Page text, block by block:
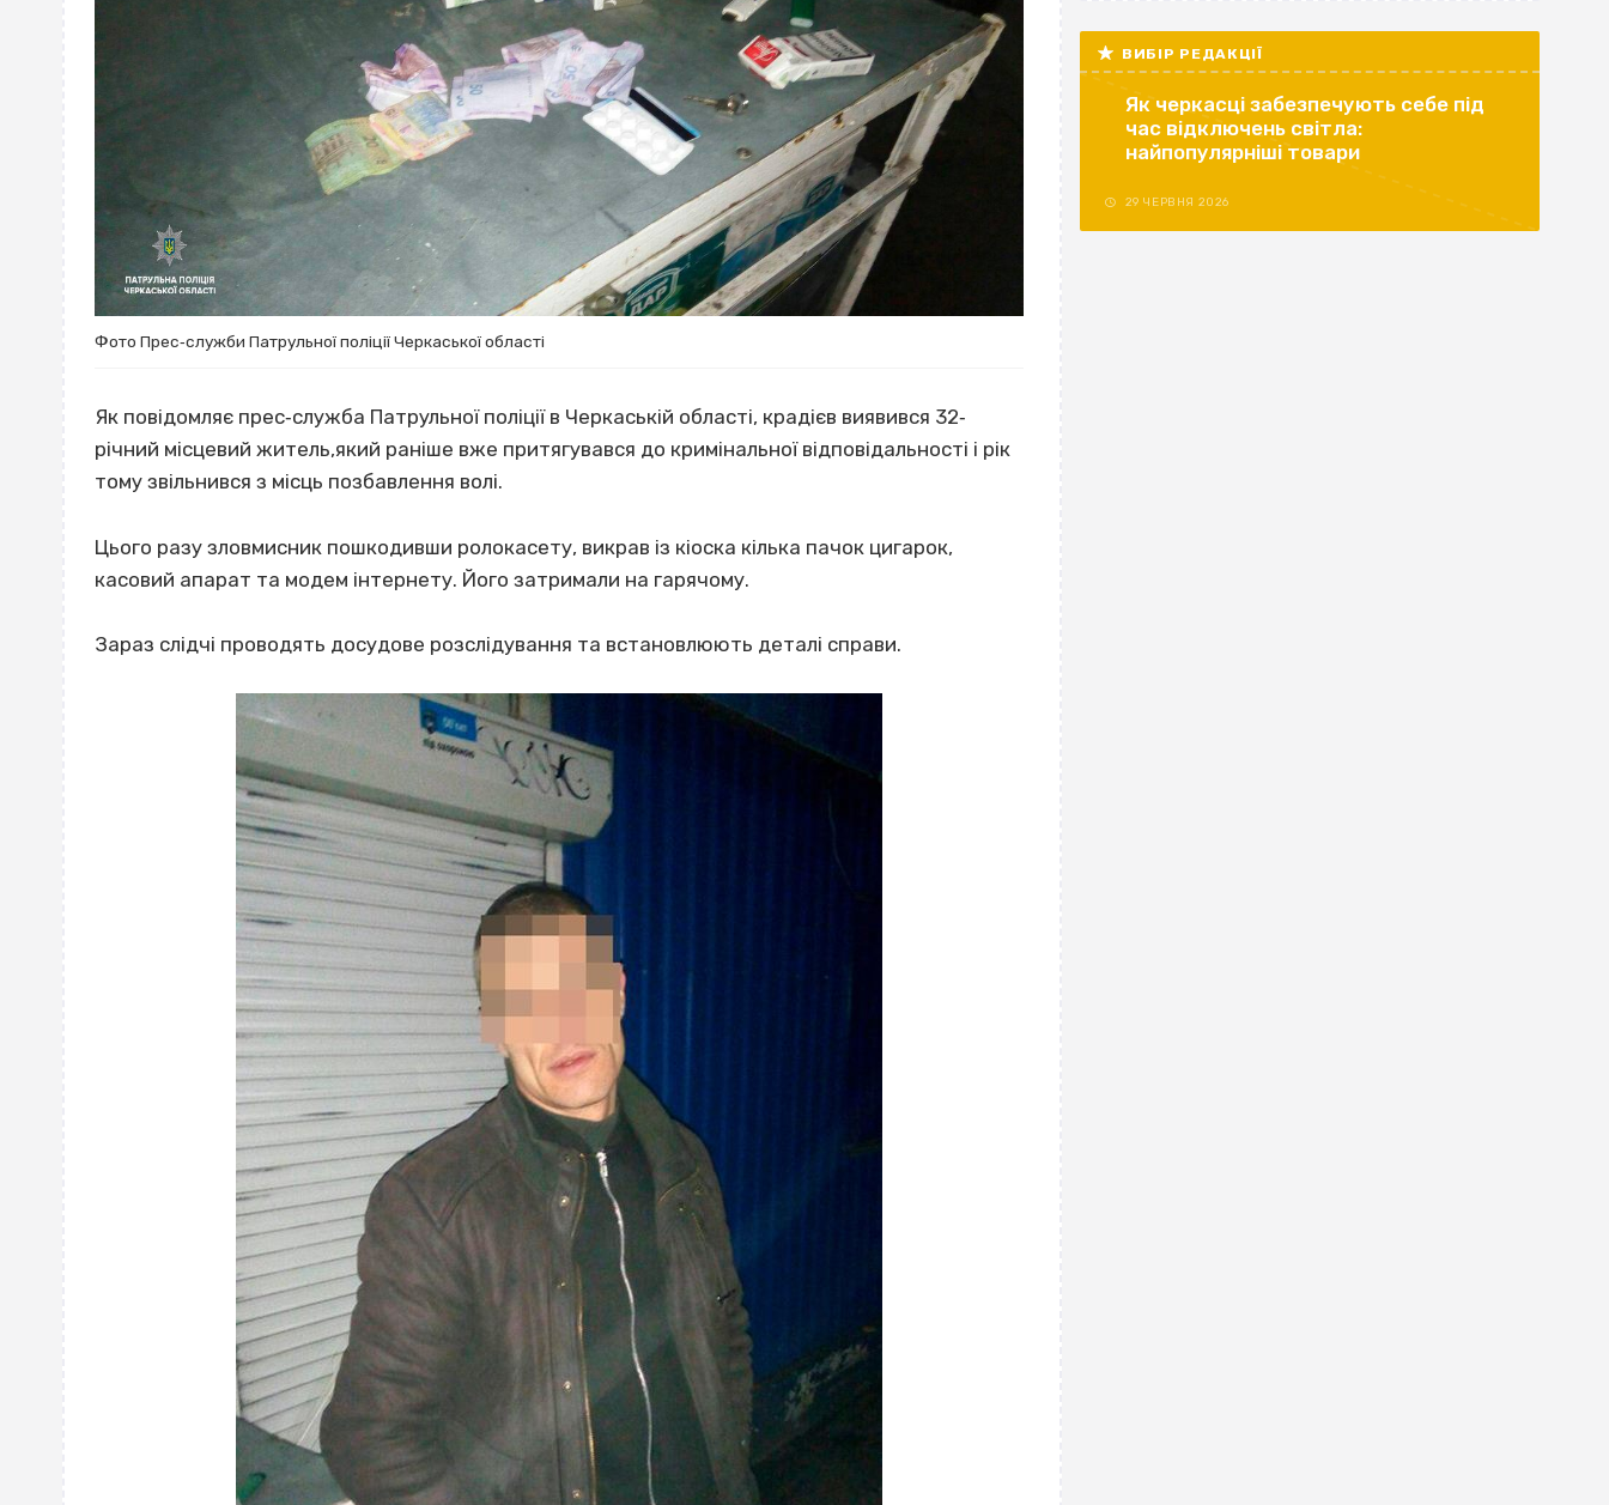
Фото Прес‐служби Патрульної поліції Черкаської області
Як повідомляє прес‐служба Патрульної поліції в Черкаській області, крадієв виявився 32‐
річний місцевий житель,який раніше вже притягувався до кримінальної відповідальності і рік
тому звільнився з місць позбавлення волі.
Цього разу зловмисник пошкодивши ролокасету, викрав із кіоска кілька пачок цигарок,
касовий апарат та модем інтернету. Його затримали на гарячому.
Зараз слідчі проводять досудове розслідування та встановлюють деталі справи.
ВИБІР РЕДАКЦІЇ
Як черкасці забезпечують себе під
час відключень світла:
найпопулярніші товари
29 ЧЕРВНЯ 2026